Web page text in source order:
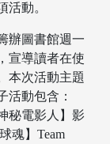
活動。
辦圖書館週一
宣導讀者在使
本次活動主題
活動包含：
秘電影人】影
魂】Team